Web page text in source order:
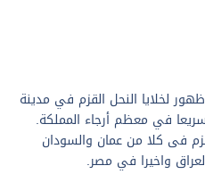
أول ظهور لخلايا النحل القزم في مدينة
في معظم أرجاء المملكة.
فى كلا من عمان والسودان
واخيرا في مصر.